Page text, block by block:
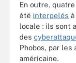
En outre,
été interpelés
locale : ils sont
des
Phobos, par
américaine.